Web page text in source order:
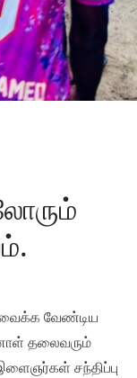
வைக்க வேண்டிய
தலைவரும்
சந்திப்பு